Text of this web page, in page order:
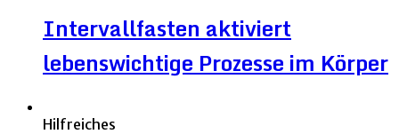
Intervallfasten aktiviert
lebenswichtige Prozesse im Körper
Hilfreiches